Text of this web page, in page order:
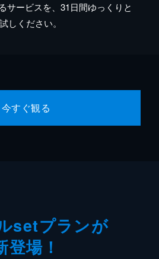
サービスを、31日間ゆっくりと
しください。
今すぐ観る
setプランが
登場！